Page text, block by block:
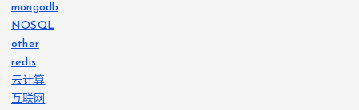
mongodb
NOSQL
other
redis
云计算
互联网